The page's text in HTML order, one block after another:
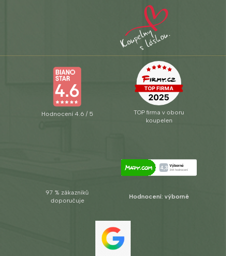
Hodnocení 4.6 / 5
TOP firma v oboru
koupelen
97 % zákazníků
doporučuje
Hodnocení: výborné